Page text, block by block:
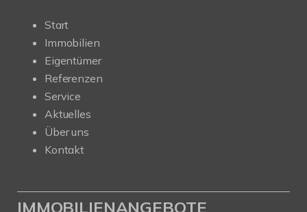
Start
Immobilien
Eigentümer
Referenzen
Service
Aktuelles
Über uns
Kontakt
IMMOBILIENANGEBOTE